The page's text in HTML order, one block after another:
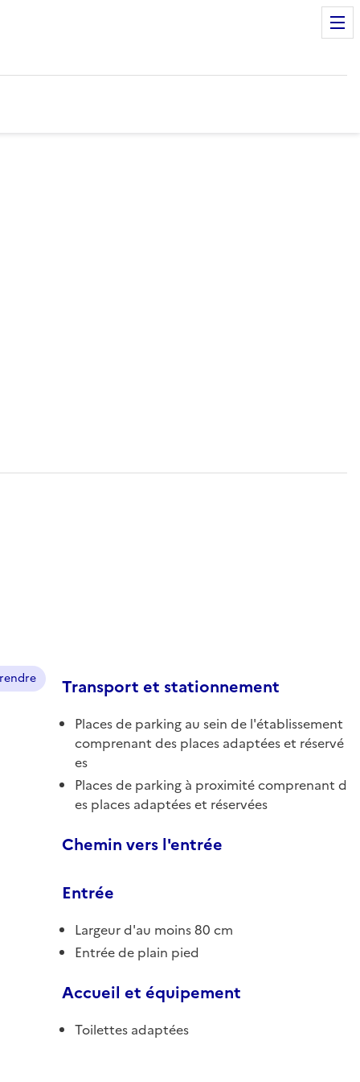
Transport et stationnement
Places de parking au sein de l'établissement
comprenant des places adaptées et réservé
es
Places de parking à proximité comprenant d
es places adaptées et réservées
Chemin vers l'entrée
Entrée
Largeur d'au moins 80 cm
Entrée de plain pied
Accueil et équipement
Toilettes adaptées